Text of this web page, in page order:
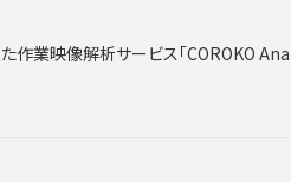
作業映像解析サービス「COROKO